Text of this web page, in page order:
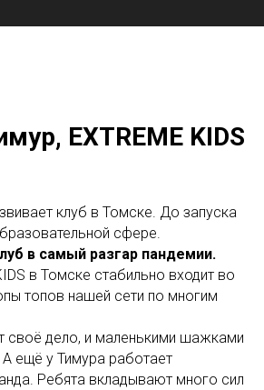
EXTREME KIDS
клуб в Томске. До запуска
сфере.
в самый разгар пандемии.
в Томске стабильно входит во
топов нашей сети по многим
своё дело, и маленькими шажками
А ещё у Тимура работает
Ребята вкладывают много сил